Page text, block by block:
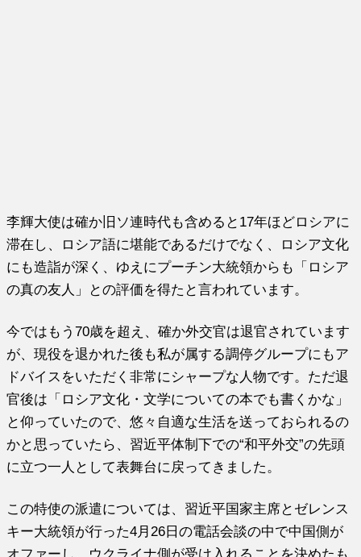
李輝大使は確か旧ソ連時代も含めると17年ほどロシアに
滞在し、ロシア語に堪能であるだけでなく、ロシア文化
にも造詣が深く、ゆえにプーチン大統領からも「ロシア
の真の友人」との評価を得たと言われています。
今ではもう70歳を超え、確か外交官は退官されています
が、現役を退かれた後も私が属する調停グループにもア
ドバイスをいただく非常にシャープな人物です。ただ退
官後は「ロシア文化・文学についての本でも書くかな」
と仰っていたので、悠々自適な生活を送っておられるの
かと思っていたら、習近平体制下での“和平外交”の先頭
に立つ一人として表舞台に戻ってきました。
この特使の派遣については、習近平国家主席とゼレンス
キー大統領が行った4月26日の電話会談の中で中国側が
オファーし、ウクライナ側が受け入れることを決めたも